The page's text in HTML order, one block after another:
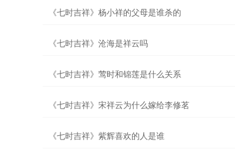
《七时吉祥》杨小祥的父母是谁杀的
《七时吉祥》沧海是祥云吗
《七时吉祥》莺时和锦莲是什么关系
《七时吉祥》宋祥云为什么嫁给李修茗
《七时吉祥》紫辉喜欢的人是谁